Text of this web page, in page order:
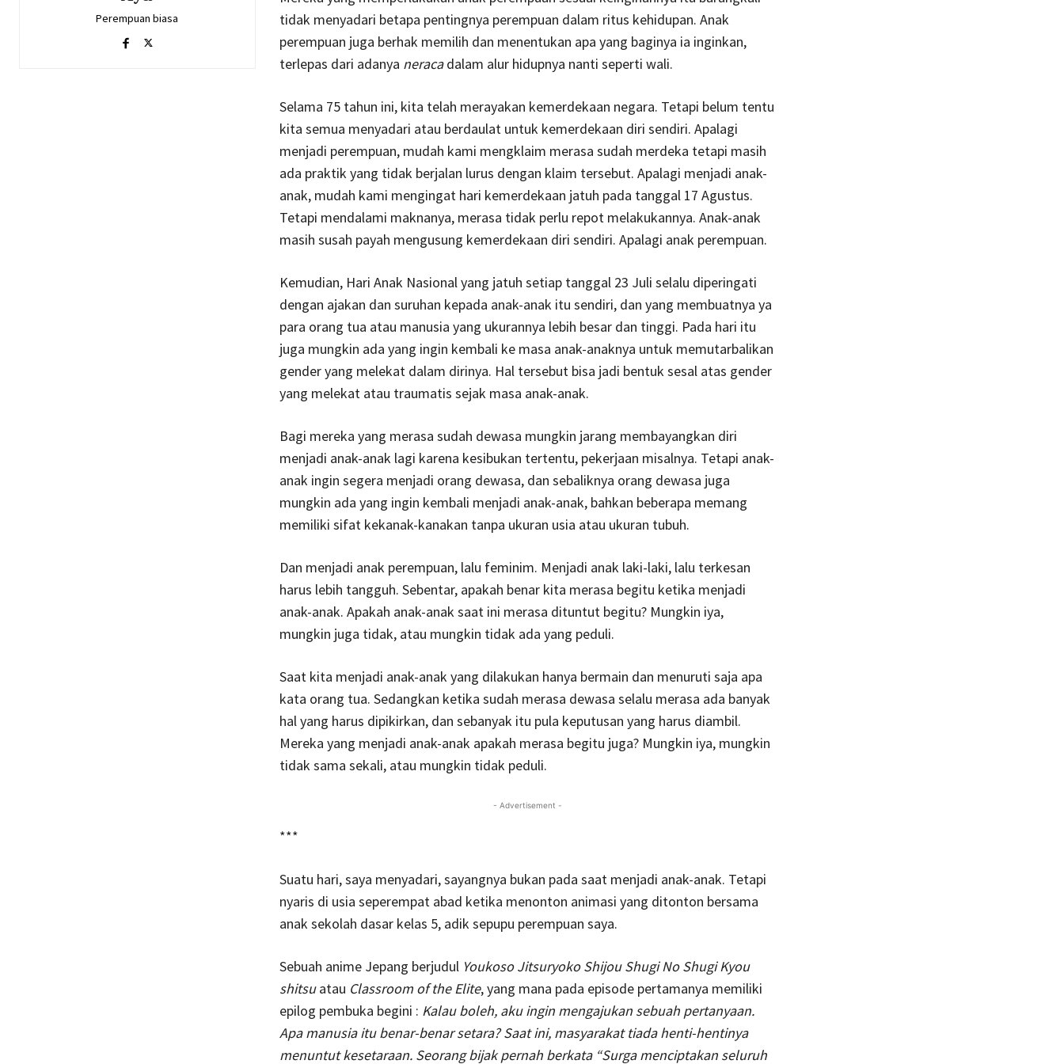
Perempuan biasa
tidak menyadari betapa pentingnya perempuan dalam ritus kehidupan. Anak
perempuan juga berhak memilih dan menentukan apa yang baginya ia inginkan,
terlepas dari adanya neracadalam alur hidupnya nanti seperti wali.
Selama 75 tahun ini, kita telah merayakan kemerdekaan negara. Tetapi belum tentu
kita semua menyadari atau berdaulat untuk kemerdekaan diri sendiri. Apalagi
menjadi perempuan, mudah kami mengklaim merasa sudah merdeka tetapi masih
ada praktik yang tidak berjalan lurus dengan klaim tersebut. Apalagi menjadi anak-
anak, mudah kami mengingat hari kemerdekaan jatuh pada tanggal 17 Agustus.
Tetapi mendalami maknanya, merasa tidak perlu repot melakukannya. Anak-anak
masih susah payah mengusung kemerdekaan diri sendiri. Apalagi anak perempuan.
Kemudian, Hari Anak Nasional yang jatuh setiap tanggal 23 Juli selalu diperingati
dengan ajakan dan suruhan kepada anak-anak itu sendiri, dan yang membuatnya ya
para orang tua atau manusia yang ukurannya lebih besar dan tinggi. Pada hari itu
juga mungkin ada yang ingin kembali ke masa anak-anaknya untuk memutarbalikan
gender yang melekat dalam dirinya. Hal tersebut bisa jadi bentuk sesal atas gender
yang melekat atau traumatis sejak masa anak-anak.
Bagi mereka yang merasa sudah dewasa mungkin jarang membayangkan diri
menjadi anak-anak lagi karena kesibukan tertentu, pekerjaan misalnya. Tetapi anak-
anak ingin segera menjadi orang dewasa, dan sebaliknya orang dewasa juga
mungkin ada yang ingin kembali menjadi anak-anak, bahkan beberapa memang
memiliki sifat kekanak-kanakan tanpa ukuran usia atau ukuran tubuh.
Dan menjadi anak perempuan, lalu feminim. Menjadi anak laki-laki, lalu terkesan
harus lebih tangguh. Sebentar, apakah benar kita merasa begitu ketika menjadi
anak-anak. Apakah anak-anak saat ini merasa dituntut begitu? Mungkin iya,
mungkin juga tidak, atau mungkin tidak ada yang peduli.
Saat kita menjadi anak-anak yang dilakukan hanya bermain dan menuruti saja apa
kata orang tua. Sedangkan ketika sudah merasa dewasa selalu merasa ada banyak
hal yang harus dipikirkan, dan sebanyak itu pula keputusan yang harus diambil.
Mereka yang menjadi anak-anak apakah merasa begitu juga? Mungkin iya, mungkin
tidak sama sekali, atau mungkin tidak peduli.
- Advertisement -
***
Suatu hari, saya menyadari, sayangnya bukan pada saat menjadi anak-anak. Tetapi
nyaris di usia seperempat abad ketika menonton animasi yang ditonton bersama
anak sekolah dasar kelas 5, adik sepupu perempuan saya.
Sebuah anime Jepang berjudul Youkoso Jitsuryoko Shijou Shugi No Shugi Kyou
shitsuatau Classroom of the Elite, yang mana pada episode pertamanya memiliki
epilog pembuka begini : Kalau boleh, aku ingin mengajukan sebuah pertanyaan.
Apa manusia itu benar-benar setara? Saat ini, masyarakat tiada henti-hentinya
menuntut kesetaraan. Seorang bijak pernah berkata “Surga menciptakan seluruh